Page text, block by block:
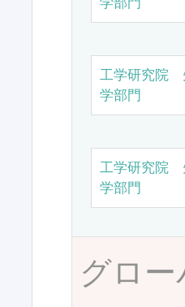
工学研究院
学部門
工学研究院
学部門
グロ